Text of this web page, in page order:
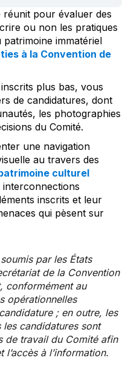
réunit pour évaluer des
ou non les pratiques
immatériel
à la Convention de
plus bas, vous
de candidatures, dont
les photographies
du Comité.
une navigation
au travers des
culturel
interconnections
inscrits et leur
qui pèsent sur
par les États
de la Convention
conformément au
opérationnelles
; en outre, les
candidatures sont
de travail du Comité afin
à l’information.